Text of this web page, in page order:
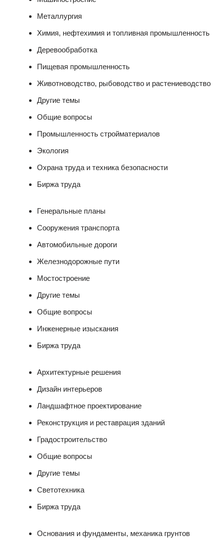
Металлургия
Химия, нефтехимия и топливная промышленность
Деревообработка
Пищевая промышленность
Животноводство, рыбоводство и растениеводство
Другие темы
Общие вопросы
Промышленность стройматериалов
Экология
Охрана труда и техника безопасности
Биржа труда
Генеральные планы
Сооружения транспорта
Автомобильные дороги
Железнодорожные пути
Мостостроение
Другие темы
Общие вопросы
Инженерные изыскания
Биржа труда
Архитектурные решения
Дизайн интерьеров
Ландшафтное проектирование
Реконструкция и реставрация зданий
Градостроительство
Общие вопросы
Другие темы
Светотехника
Биржа труда
Основания и фундаменты, механика грунтов